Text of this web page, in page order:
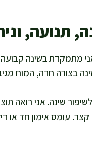
תנועה,
אני מתמקדת בשינה
בצורה חדה, המוח
שינה. אני רואה
עומס אימון חד או